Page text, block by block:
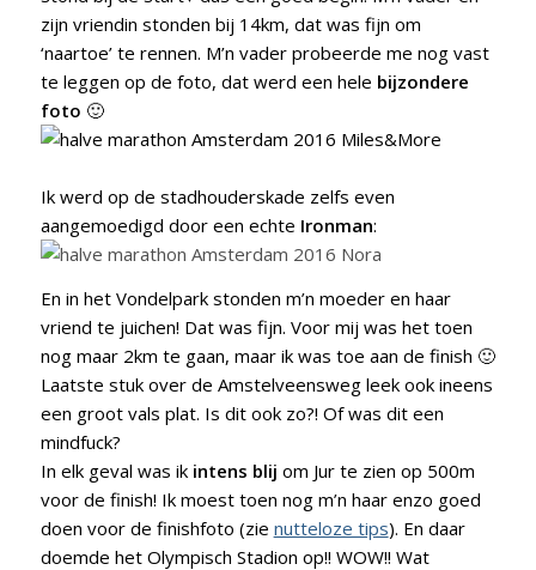
zijn vriendin stonden bij 14km, dat was fijn om
‘naartoe’ te rennen. M’n vader probeerde me nog vast
te leggen op de foto, dat werd een hele bijzondere
foto 🙂
Ik werd op de stadhouderskade zelfs even
aangemoedigd door een echte Ironman:
En in het Vondelpark stonden m’n moeder en haar
vriend te juichen! Dat was fijn. Voor mij was het toen
nog maar 2km te gaan, maar ik was toe aan de finish 🙂
Laatste stuk over de Amstelveensweg leek ook ineens
een groot vals plat. Is dit ook zo?! Of was dit een
mindfuck?
In elk geval was ik intens blij om Jur te zien op 500m
voor de finish! Ik moest toen nog m’n haar enzo goed
doen voor de finishfoto (zie nutteloze tips). En daar
doemde het Olympisch Stadion op!! WOW!! Wat